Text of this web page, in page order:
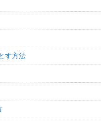
す方法